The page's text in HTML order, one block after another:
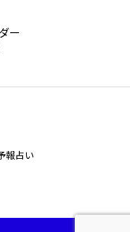
ー
報占い